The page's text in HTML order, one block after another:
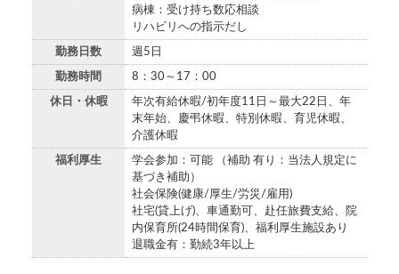
病棟：受け持ち数応相談
リハビリへの指示だし
勤務日数 週5日
勤務時間 8：30～17：00
休日・休暇
年次有給休暇/初年度11日～最大22日、年
末年始、慶弔休暇、特別休暇、育児休暇、
介護休暇
福利厚生
学会参加：可能 （補助 有り：当法人規定に
基づき補助）
社会保険(健康/厚生/労災/雇用)
社宅(貸上げ)、車通勤可、赴任旅費支給、院
内保育所(24時間保育)、福利厚生施設あり
退職金有：勤続3年以上